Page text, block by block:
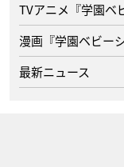
TVアニメ『学園ベ
漫画『学園ベビー
最新ニュース